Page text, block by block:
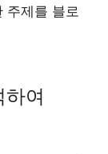
주제를 블로
여